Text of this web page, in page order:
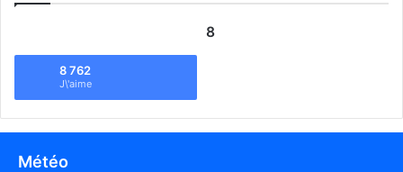
8
8 762
J\'aime
Météo